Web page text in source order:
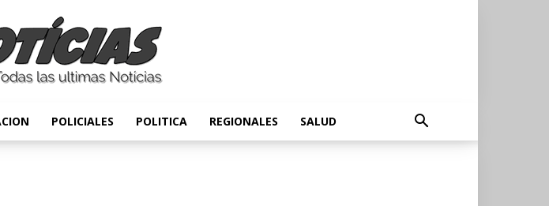
Anyulin
POLICIALES POLITICA REGIONALES SALUD